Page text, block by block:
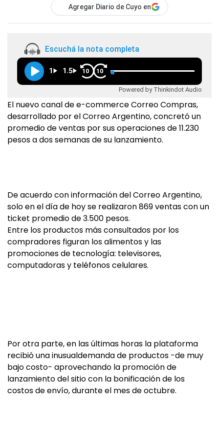
Agregar Diario de Cuyo en
Escuchá la nota completa
1 1.5 10 10
Powered by Thinkindot Audio
El nuevo canal de e-commerce Correo Compras,
desarrollado por el Correo Argentino, concretó un
promedio de ventas por sus operaciones de 11.230
pesos a dos semanas de su lanzamiento.
De acuerdo con información del Correo Argentino,
solo en el día de hoy se realizaron 869 ventas con un
ticket promedio de 3.500 pesos.
Entre los productos más consultados por los
compradores figuran los alimentos y las
promociones de tecnología: televisores,
computadoras y teléfonos celulares.
Por otra parte, en las últimas horas la plataforma
recibió una inusualdemanda de productos -de muy
bajo costo- aprovechando la promoción de
lanzamiento del sitio con la bonificación de los
costos de envío, durante el mes de octubre.